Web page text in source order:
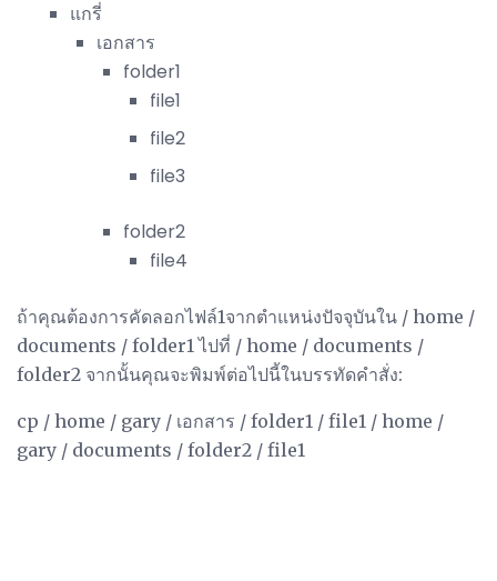
แกรี่
เอกสาร
folder1
file1
file2
file3
folder2
file4
ถ้าคุณต้องการคัดลอกไฟล์1จากตำแหน่งปัจจุบันใน / home /
documents / folder1 ไปที่ / home / documents /
folder2 จากนั้นคุณจะพิมพ์ต่อไปนี้ในบรรทัดคำสั่ง:
cp / home / gary / เอกสาร / folder1 / file1 / home /
gary / documents / folder2 / file1